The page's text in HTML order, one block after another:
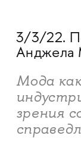
3/3/22.
Анджела
Мода
зрения